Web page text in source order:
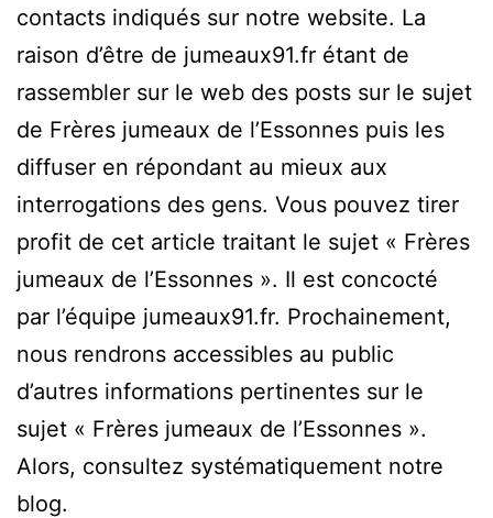
contacts indiqués sur notre website. La
raison d’être de jumeaux91.fr étant de
rassembler sur le web des posts sur le sujet
de Frères jumeaux de l’Essonnes puis les
diffuser en répondant au mieux aux
interrogations des gens. Vous pouvez tirer
profit de cet article traitant le sujet « Frères
jumeaux de l’Essonnes ». Il est concocté
par l’équipe jumeaux91.fr. Prochainement,
nous rendrons accessibles au public
d’autres informations pertinentes sur le
sujet « Frères jumeaux de l’Essonnes ».
Alors, consultez systématiquement notre
blog.